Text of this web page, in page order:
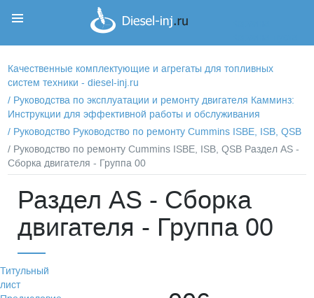
Качественные комплектующие и агрегаты для топливных
систем техники - diesel-inj.ru
/ Руководства по эксплуатации и ремонту двигателя Камминз:
Инструкции для эффективной работы и обслуживания
/ Руководство Руководство по ремонту Cummins ISBE, ISB, QSB
/ Руководство по ремонту Cummins ISBE, ISB, QSB Раздел АS -
Сборка двигателя - Группа 00
Раздел АS - Сборка
двигателя - Группа 00
Титульный
лист